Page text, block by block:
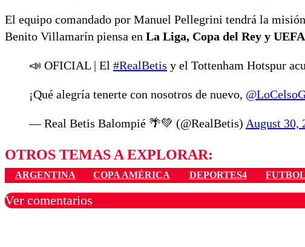
El equipo comandado por Manuel Pellegrini tendrá la
Benito Villamarín piensa en La Liga, Copa del Rey y
📣 OFICIAL | El #RealBetis y el Tottenham Hotspur
¡Qué alegría tenerte con nosotros de nuevo,
— Real Betis Balompié 🌴💚 (@RealBetis) August 30,
OTROS TEMAS A EXPLORAR:
ARGENTINA COPA AMÉRICA DEPORTES4
Ver comentarios